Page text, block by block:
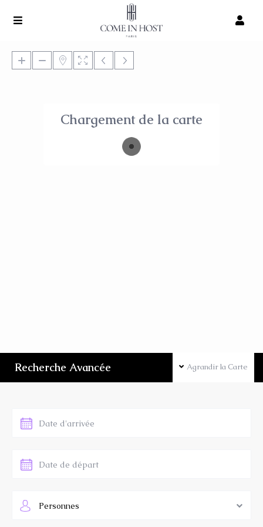
Chargement de la carte
Agrandir la Carte
Recherche Avancée
Personnes